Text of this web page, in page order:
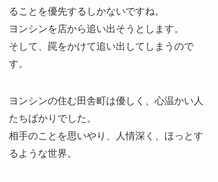
ることを優先するしかないですね。
ヨンシンを店から追い出そうとします。
そして、罠をかけて追い出してしまうので
す。
ヨンシンの住む田舎町は優しく、心温かい人
たちばかりでした。
相手のことを思いやり、人情深く、ほっとす
るような世界。